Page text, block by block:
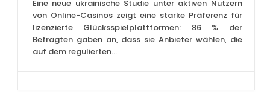
Eine neue ukrainische Studie unter aktiven Nutzern
von Online-Casinos zeigt eine starke Präferenz für
lizenzierte Glücksspielplattformen: 86 % der
Befragten gaben an, dass sie Anbieter wählen, die
auf dem regulierten...